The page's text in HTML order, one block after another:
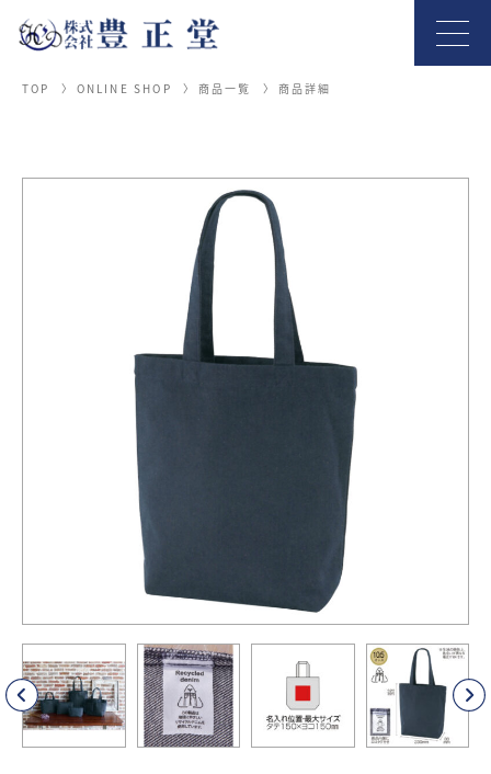
TOP ONLINE SHOP 商品一覧 商品詳細